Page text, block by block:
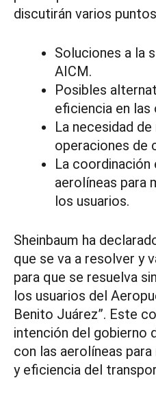
discutirán varios
Soluciones a la
AICM.
Posibles
eficiencia en las
La necesidad
operaciones de
La
aerolíneas para
los usuarios.
Sheinbaum ha
que se va a resolver y
para que se resuelva
los usuarios del
Benito Juárez”. Este
intención del gobierno
con las aerolíneas
y eficiencia del